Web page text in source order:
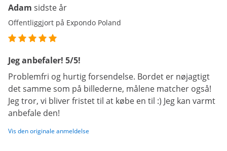
Adam sidste år
Offentliggjort på Expondo Poland
Jeg anbefaler! 5/5!
Problemfri og hurtig forsendelse. Bordet er nøjagtigt
det samme som på billederne, målene matcher også!
Jeg tror, vi bliver fristet til at købe en til :) Jeg kan varmt
anbefale den!
Vis den originale anmeldelse